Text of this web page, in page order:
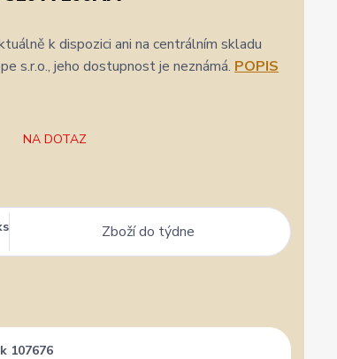
k dispozici ani na centrálním skladu
s.r.o., jeho dostupnost je neznámá. POPIS
NA DOTAZ
Zboží do týdne
107676